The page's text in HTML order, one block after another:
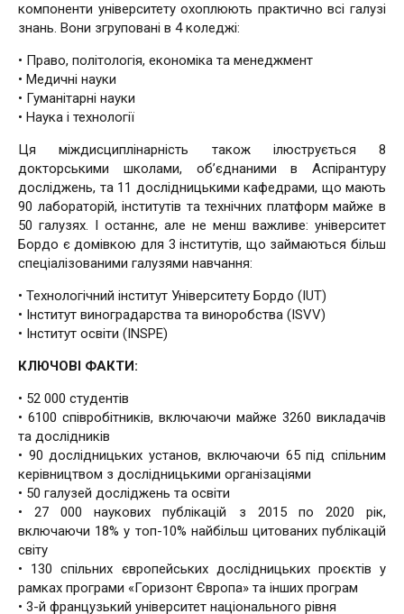
компоненти університету охоплюють практично всі галузі
знань. Вони згруповані в 4 коледжі:
• Право, політологія, економіка та менеджмент
• Медичні науки
• Гуманітарні науки
• Наука і технології
Ця міждисциплінарність також ілюструється 8
докторськими школами, об’єднаними в Аспірантуру
досліджень, та 11 дослідницькими кафедрами, що мають
90 лабораторій, інститутів та технічних платформ майже в
50 галузях. І останнє, але не менш важливе: університет
Бордо є домівкою для 3 інститутів, що займаються більш
спеціалізованими галузями навчання:
• Технологічний інститут Університету Бордо (IUT)
• Інститут виноградарства та виноробства (ISVV)
• Інститут освіти (INSPE)
КЛЮЧОВІ ФАКТИ:
• 52 000 студентів
• 6100 співробітників, включаючи майже 3260 викладачів
та дослідників
• 90 дослідницьких установ, включаючи 65 під спільним
керівництвом з дослідницькими організаціями
• 50 галузей досліджень та освіти
• 27 000 наукових публікацій з 2015 по 2020 рік,
включаючи 18% у топ-10% найбільш цитованих публікацій
світу
• 130 спільних європейських дослідницьких проєктів у
рамках програми «Горизонт Європа» та інших програм
• 3-й французький університет національного рівня